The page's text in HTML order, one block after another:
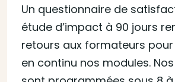
Un questionnaire de
étude d’impact à 90 jours
retours aux formateurs
en continu nos modules.